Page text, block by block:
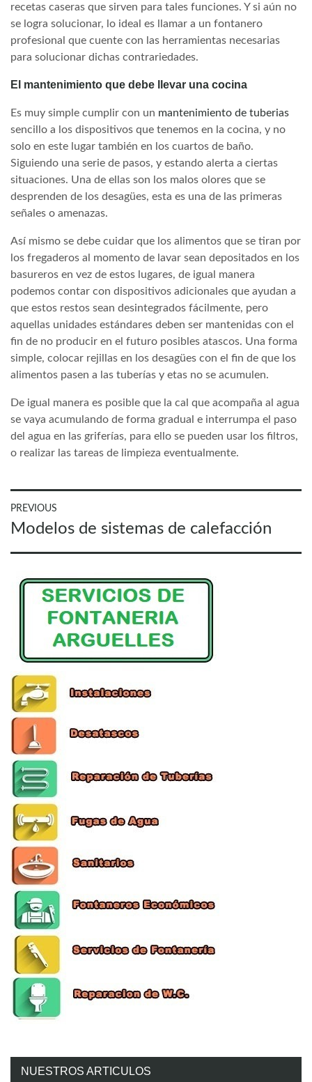
recetas caseras que sirven para tales funciones. Y si aún no
se logra solucionar, lo ideal es llamar a un fontanero
profesional que cuente con las herramientas necesarias
para solucionar dichas contrariedades.
El mantenimiento que debe llevar una cocina
Es muy simple cumplir con un mantenimiento de tuberias
sencillo a los dispositivos que tenemos en la cocina, y no
solo en este lugar también en los cuartos de baño.
Siguiendo una serie de pasos, y estando alerta a ciertas
situaciones. Una de ellas son los malos olores que se
desprenden de los desagües, esta es una de las primeras
señales o amenazas.
Así mismo se debe cuidar que los alimentos que se tiran por
los fregaderos al momento de lavar sean depositados en los
basureros en vez de estos lugares, de igual manera
podemos contar con dispositivos adicionales que ayudan a
que estos restos sean desintegrados fácilmente, pero
aquellas unidades estándares deben ser mantenidas con el
fin de no producir en el futuro posibles atascos. Una forma
simple, colocar rejillas en los desagües con el fin de que los
alimentos pasen a las tuberías y etas no se acumulen.
De igual manera es posible que la cal que acompaña al agua
se vaya acumulando de forma gradual e interrumpa el paso
del agua en las griferías, para ello se pueden usar los filtros,
o realizar las tareas de limpieza eventualmente.
Navegación
de
PREVIOUS
Previous
Modelos de sistemas de calefacción
NUESTROS ARTICULOS